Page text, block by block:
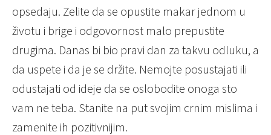
opsedaju. Zelite da se opustite makar jednom u
životu i brige i odgovornost malo prepustite
drugima. Danas bi bio pravi dan za takvu odluku, a
da uspete i da je se držite. Nemojte posustajati ili
odustajati od ideje da se oslobodite onoga sto
vam ne teba. Stanite na put svojim crnim mislima i
zamenite ih pozitivnijim.